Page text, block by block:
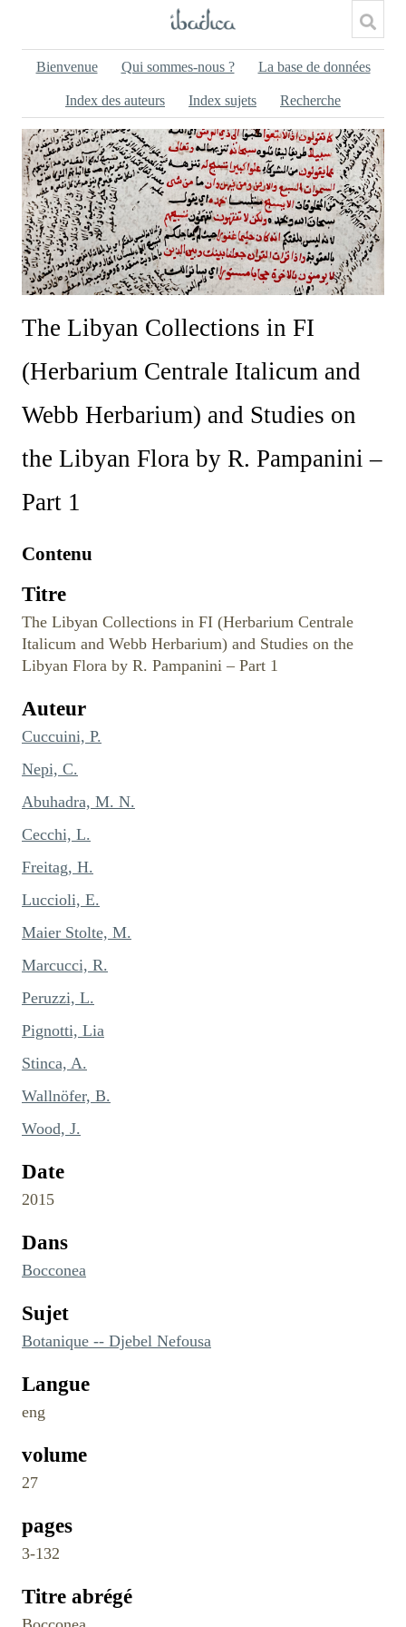
Bienvenue Qui sommes-nous ? La base de données
Index des auteurs Index sujets Recherche
The Libyan Collections in FI
(Herbarium Centrale Italicum and
Webb Herbarium) and Studies on
the Libyan Flora by R. Pampanini –
Part 1
Contenu
Titre
The Libyan Collections in FI (Herbarium Centrale
Italicum and Webb Herbarium) and Studies on the
Libyan Flora by R. Pampanini – Part 1
Auteur
Cuccuini, P.
Nepi, C.
Abuhadra, M. N.
Cecchi, L.
Freitag, H.
Luccioli, E.
Maier Stolte, M.
Marcucci, R.
Peruzzi, L.
Pignotti, Lia
Stinca, A.
Wallnöfer, B.
Wood, J.
Date
2015
Dans
Bocconea
Sujet
Botanique -- Djebel Nefousa
Langue
eng
volume
27
pages
3-132
Titre abrégé